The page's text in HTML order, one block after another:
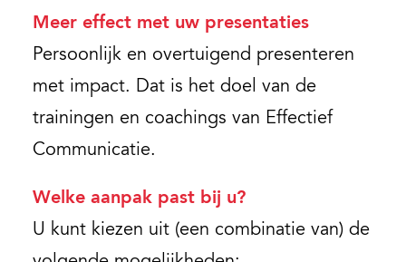
Blogs
Downloads
Over
Meer effect met uw presentaties
Persoonlijk en overtuigend presenteren
met impact. Dat is het doel van de
trainingen en coachings van Effectief
Communicatie.
Welke aanpak past bij u?
U kunt kiezen uit (een combinatie van) de